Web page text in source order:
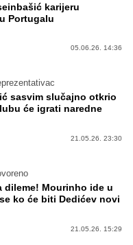
karijeru
Portugalu
05.06.26. 14:36
sasvim slučajno otkrio
će igrati naredne
21.05.26. 23:30
dileme! Mourinho ide u
ko će biti Dedićev novi
21.05.26. 15:29